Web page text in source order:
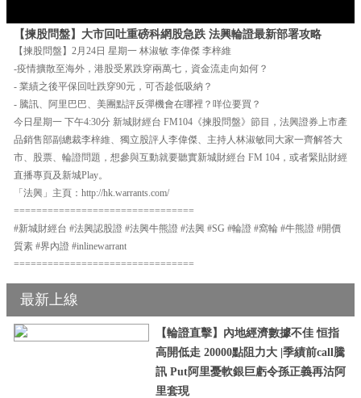
【揀股問盤】大市回吐重磅科網股急跌 法興輪證最新部署攻略
【揀股問盤】2月24日 星期一 林淑敏 李偉傑 李梓維
-疫情擴散至海外，港股受累跌穿兩萬七，資金流走向如何？
- 業績之後平保回吐跌穿90元，可否趁低吸納？
- 騰訊、阿里巴巴、美團點評反彈機會在哪裡？咩位要買？
今日星期一 下午4:30分 新城財經台 FM104《揀股問盤》節目，法興證券上市產
品銷售部副總裁李梓維、獨立股評人李偉傑、主持人林淑敏同大家一齊解答大
市、股票、輪證問題，想參與互動就要聽實新城財經台 FM 104，或者緊貼財經
直播專頁及新城Play。
「法興」主頁：http://hk.warrants.com/
================================
#新城財經台 #法興認股證 #法興牛熊證 #法興 #SG #輪證 #窩輪 #牛熊證 #開價
質素 #界內證 #inlinewarrant
================================
最新上線
【輪證直擊】內地經濟數據不佳 恒指
高開低走 20000點阻力大 |季績前call騰
訊 Put阿里憂軟銀巨虧令孫正義再沽阿
里套現